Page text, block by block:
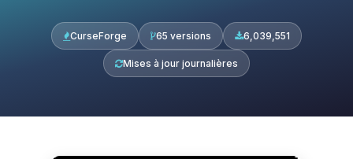
CurseForge 65 versions 6,039,551
Mises à jour journalières